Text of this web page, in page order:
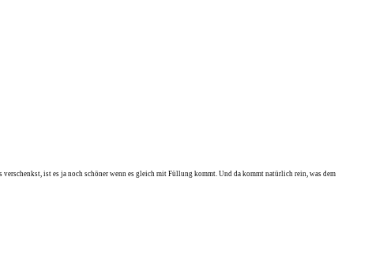
ist es ja noch schöner wenn es gleich mit Füllung kommt. Und da kommt natürlich rein, was dem